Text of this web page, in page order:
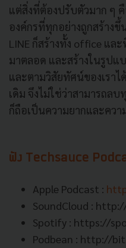
แต่สิ่งที่ต้องปรับตัวมาก ๆ คื
องค์กรที่ทุกอย่างถูกสร้าง
LINE ก็สร้างทั้ง office แล
มาตลอด และสร้างในรูปแ
และตามวิสัยทัศน์ของเรา
เดิม จึงไม่ใช่ว่าสามารถล
ก็ถือเป็นความยากและคว
ฟัง Techsauce
Apple Podcast :
SoundCloud :
Spotify : https://
Podbean : http://